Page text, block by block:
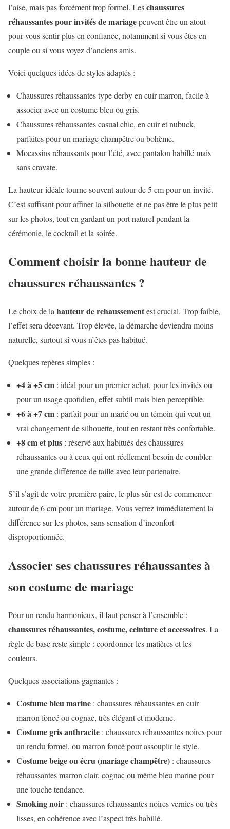
l’aise, mais pas forcément trop formel. Leschaussures
réhaussantes pour invités de mariagepeuvent être un atout
pour vous sentir plus en confiance, notamment si vous êtes en
couple ou si vous voyez d’anciens amis.
Voici quelques idées de styles adaptés :
Chaussures réhaussantes type derby en cuir marron, facile à
associer avec un costume bleu ou gris.
Chaussures réhaussantes casual chic, en cuir et nubuck,
parfaites pour un mariage champêtre ou bohème.
Mocassins réhaussants pour l’été, avec pantalon habillé mais
sans cravate.
La hauteur idéale tourne souvent autour de 5 cm pour un invité.
C’est suffisant pour affiner la silhouette et ne pas être le plus petit
sur les photos, tout en gardant un port naturel pendant la
cérémonie, le cocktail et la soirée.
Comment choisir la bonne hauteur de
chaussures réhaussantes ?
Le choix de la hauteur de rehaussementest crucial. Trop faible,
l’effet sera décevant. Trop élevée, la démarche deviendra moins
naturelle, surtout si vous n’êtes pas habitué.
Quelques repères simples :
+4 à +5 cm : idéal pour un premier achat, pour les invités ou
pour un usage quotidien, effet subtil mais bien perceptible.
+6 à +7 cm : parfait pour un marié ou un témoin qui veut un
vrai changement de silhouette, tout en restant très confortable.
+8 cm et plus : réservé aux habitués des chaussures
réhaussantes ou à ceux qui ont réellement besoin de combler
une grande différence de taille avec leur partenaire.
S’il s’agit de votre première paire, le plus sûr est de commencer
autour de 6 cm pour un mariage. Vous verrez immédiatement la
différence sur les photos, sans sensation d’inconfort
disproportionnée.
Associer ses chaussures réhaussantes à
son costume de mariage
Pour un rendu harmonieux, il faut penser à l’ensemble :
chaussures réhaussantes, costume, ceinture et accessoires. La
règle de base reste simple : coordonner les matières et les
couleurs.
Quelques associations gagnantes :
Costume bleu marine : chaussures réhaussantes en cuir
marron foncé ou cognac, très élégant et moderne.
Costume gris anthracite : chaussures réhaussantes noires pour
un rendu formel, ou marron foncé pour assouplir le style.
Costume beige ou écru (mariage champêtre) : chaussures
réhaussantes marron clair, cognac ou même bleu marine pour
une touche tendance.
Smoking noir : chaussures réhaussantes noires vernies ou très
lisses, en cohérence avec l’aspect très habillé.